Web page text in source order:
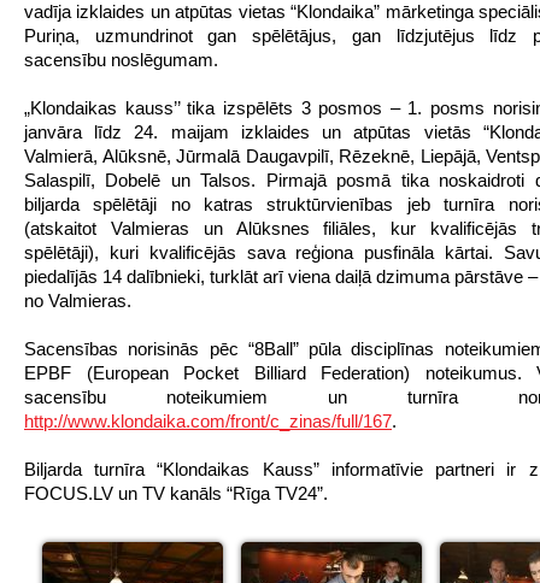
vadīja izklaides un atpūtas vietas “Klondaika” mārketinga
Puriņa, uzmundrinot gan spēlētājus, gan līdzjutējus līdz
sacensību noslēgumam.
„Klondaikas kauss’’ tika izspēlēts 3 posmos – 1. posms
janvāra līdz 24. maijam izklaides un atpūtas vietās
Valmierā, Alūksnē, Jūrmalā Daugavpilī, Rēzeknē, Liepājā,
Salaspilī, Dobelē un Talsos. Pirmajā posmā tika noskaidroti
biljarda spēlētāji no katras struktūrvienības jeb turnīra
(atskaitot Valmieras un Alūksnes filiāles, kur kvalificējās
spēlētāji), kuri kvalificējās sava reģiona pusfināla kārtai.
piedalījās 14 dalībnieki, turklāt arī viena daiļā dzimuma pārstāve
no Valmieras.
Sacensības norisinās pēc “8Ball” pūla disciplīnas
EPBF (European Pocket Billiard Federation) noteikumus.
sacensību noteikumiem un turnīra
http://www.klondaika.com/front/c_zinas/full/167.
Biljarda turnīra “Klondaikas Kauss” informatīvie partneri ir
FOCUS.LV un TV kanāls “Rīga TV24”.